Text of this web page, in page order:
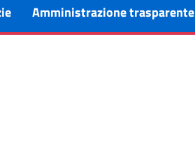
Amministrazione trasparente